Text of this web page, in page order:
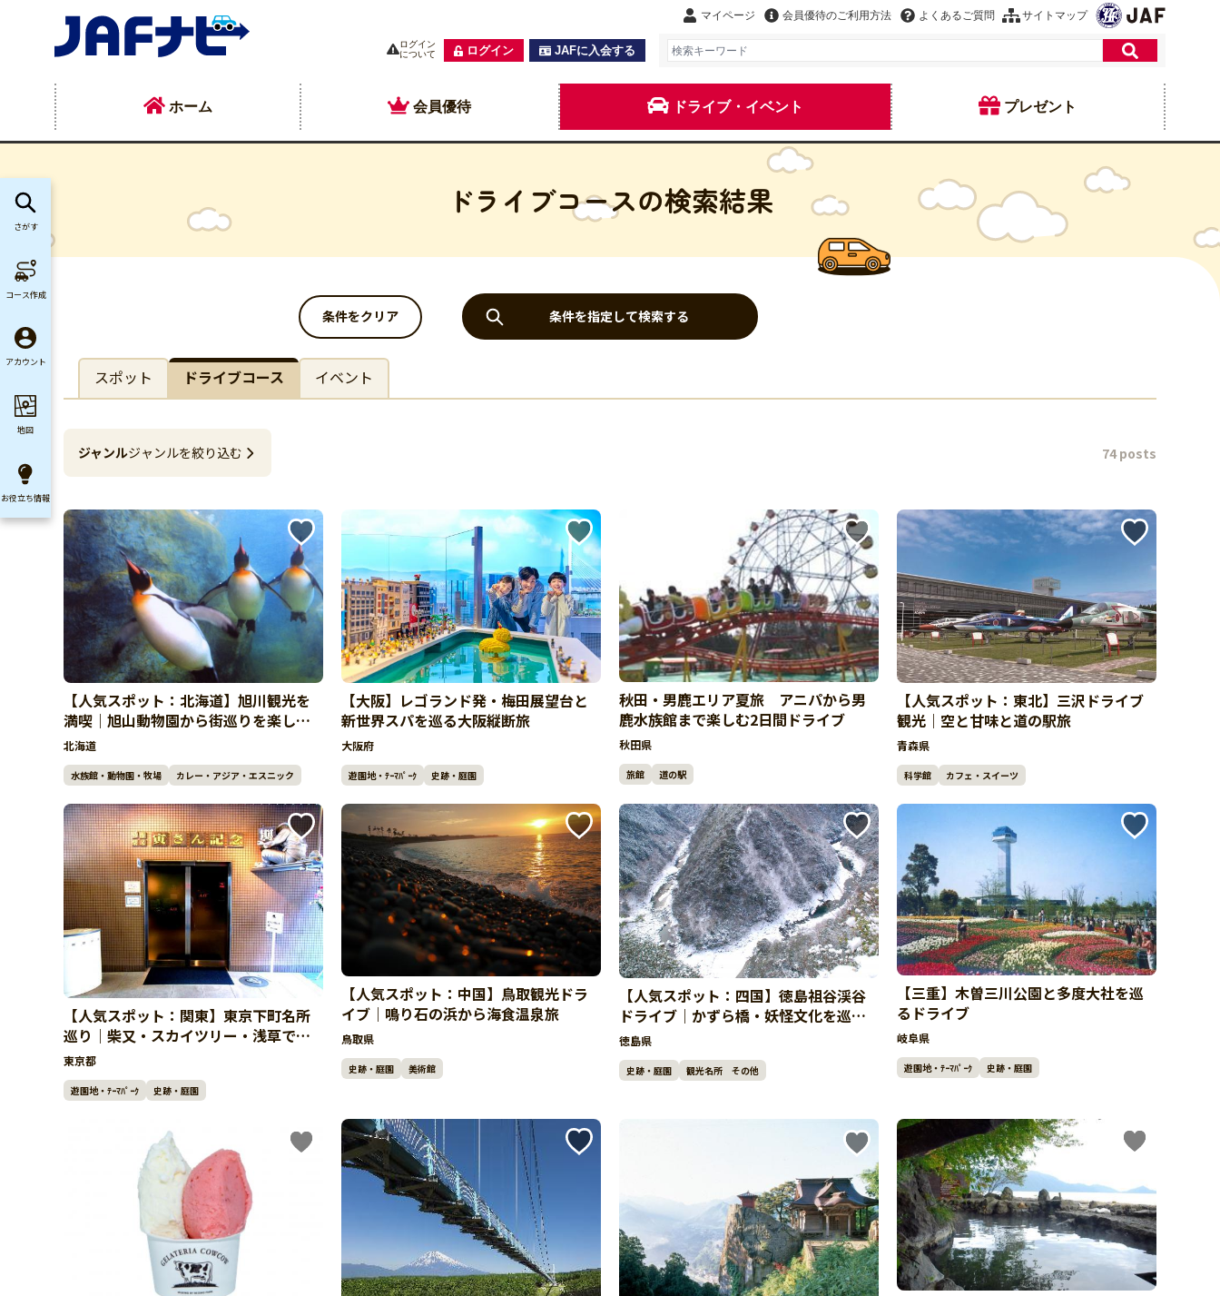
マイページ 会員優待のご利用方法 よくあるご質問 サイトマップ
ログイン
について
ログイン JAFに入会する
ホーム 会員優待 ドライブ・イベント プレゼント
ドライブコースの検索結果
条件をクリア 条件を指定して検索する
スポット ドライブコース イベント
ジャンルジャンルを絞り込む 74 posts
【人気スポット：北海道】旭川観光を
満喫｜旭山動物園から街巡りを楽しむ
人気ドライブ
北海道
水族館・動物園・牧場 カレー・アジア・エスニック
【大阪】レゴランド発・梅田展望台と
新世界スパを巡る大阪縦断旅
大阪府
遊園地・ﾃｰﾏﾊﾟｰｸ 史跡・庭園
秋田・男鹿エリア夏旅 アニパから男
鹿水族館まで楽しむ2日間ドライブ
秋田県
旅館 道の駅
【人気スポット：東北】三沢ドライブ
観光｜空と甘味と道の駅旅
青森県
科学館 カフェ・スイーツ
【人気スポット：関東】東京下町名所
巡り｜柴又・スカイツリー・浅草で〆
は温泉
東京都
遊園地・ﾃｰﾏﾊﾟｰｸ 史跡・庭園
【人気スポット：中国】鳥取観光ドラ
イブ｜鳴り石の浜から海食温泉旅
鳥取県
史跡・庭園 美術館
【人気スポット：四国】徳島祖谷渓谷
ドライブ｜かずら橋・妖怪文化を巡る
絶景ルート
徳島県
史跡・庭園 観光名所 その他
【三重】木曽三川公園と多度大社を巡
るドライブ
岐阜県
遊園地・ﾃｰﾏﾊﾟｰｸ 史跡・庭園
さがす
コース作成
アカウント
地図
お役立ち情報